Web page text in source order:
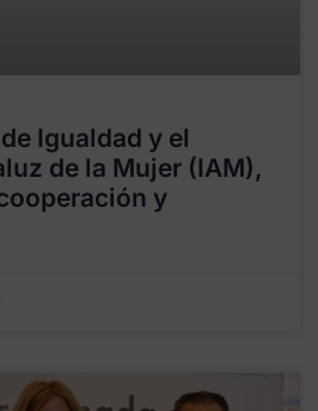
Igualdad y el
de la Mujer (IAM),
y